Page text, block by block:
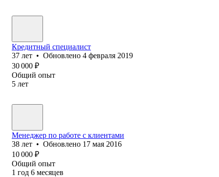
Кредитный специалист
37 лет • Обновлено 4 февраля 2019
30 000 ₽
Общий опыт
5 лет
Менеджер по работе с клиентами
38 лет • Обновлено 17 мая 2016
10 000 ₽
Общий опыт
1 год 6 месяцев